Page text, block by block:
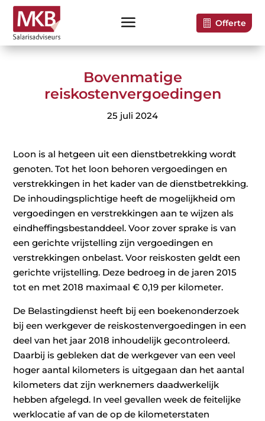
Offerte
Bovenmatige
reiskostenvergoedingen
25 juli 2024
Loon is al hetgeen uit een dienstbetrekking wordt
genoten. Tot het loon behoren vergoedingen en
verstrekkingen in het kader van de dienstbetrekking.
De inhoudingsplichtige heeft de mogelijkheid om
vergoedingen en verstrekkingen aan te wijzen als
eindheffingsbestanddeel. Voor zover sprake is van
een gerichte vrijstelling zijn vergoedingen en
verstrekkingen onbelast. Voor reiskosten geldt een
gerichte vrijstelling. Deze bedroeg in de jaren 2015
tot en met 2018 maximaal € 0,19 per kilometer.
De Belastingdienst heeft bij een boekenonderzoek
bij een werkgever de reiskostenvergoedingen in een
deel van het jaar 2018 inhoudelijk gecontroleerd.
Daarbij is gebleken dat de werkgever van een veel
hoger aantal kilometers is uitgegaan dan het aantal
kilometers dat zijn werknemers daadwerkelijk
hebben afgelegd. In veel gevallen week de feitelijke
werklocatie af van de op de kilometerstaten